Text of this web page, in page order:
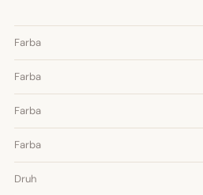
Farba
Farba
Farba
Farba
Druh